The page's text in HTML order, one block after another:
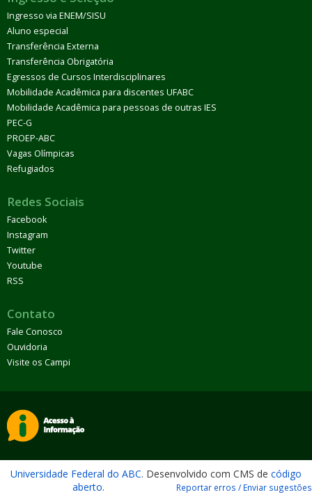
Ingresso via ENEM/SISU
Aluno especial
Transferência Externa
Transferência Obrigatória
Egressos de Cursos Interdisciplinares
Mobilidade Acadêmica para discentes UFABC
Mobilidade Acadêmica para pessoas de outras IES
PEC-G
PROEP-ABC
Vagas Olímpicas
Refugiados
Redes Sociais
Facebook
Instagram
Twitter
Youtube
RSS
Contato
Fale Conosco
Ouvidoria
Visite os Campi
Universidade Federal do ABC. Desenvolvido com CMS de código
aberto. Reportar erros / Enviar sugestões